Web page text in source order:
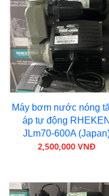
Máy bơm nước nóng
áp tự động RHEKEN
JLm70-600A
2,500,000 VNĐ